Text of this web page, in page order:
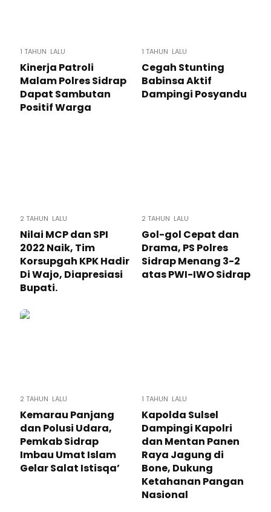
1 TAHUN LALU
Kinerja Patroli
Malam Polres Sidrap
Dapat Sambutan
Positif Warga
1 TAHUN LALU
Cegah Stunting
Babinsa Aktif
Dampingi Posyandu
2 TAHUN LALU
Nilai MCP dan SPI
2022 Naik, Tim
Korsupgah KPK Hadir
Di Wajo, Diapresiasi
Bupati.
2 TAHUN LALU
Gol-gol Cepat dan
Drama, PS Polres
Sidrap Menang 3-2
atas PWI-IWO Sidrap
2 TAHUN LALU
Kemarau Panjang
dan Polusi Udara,
Pemkab Sidrap
Imbau Umat Islam
Gelar Salat Istisqa’
1 TAHUN LALU
Kapolda Sulsel
Dampingi Kapolri
dan Mentan Panen
Raya Jagung di
Bone, Dukung
Ketahanan Pangan
Nasional